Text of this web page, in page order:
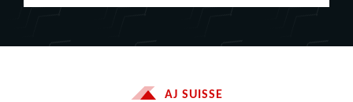
AJ SUISSE